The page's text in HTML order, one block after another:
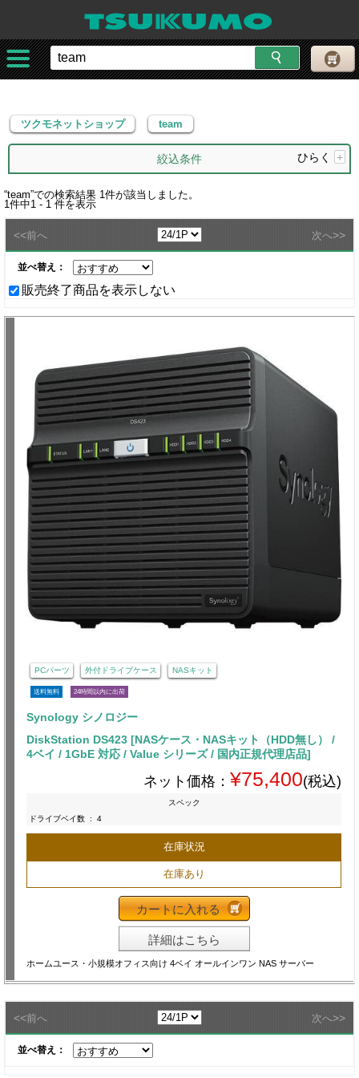
ツクモネットショップ
ツクモネットショップ team
絞込条件 ひらく +
“team”での検索結果 1件が該当しました。
1件中1 - 1 件を表示
<<前へ 次へ>>
並べ替え：
販売終了商品を表示しない
PCパーツ 外付ドライブケース NASキット
送料無料 24時間以内に出荷
Synology シノロジー
DiskStation DS423 [NASケース・NASキット（HDD無し） /
4ベイ / 1GbE 対応 / Value シリーズ / 国内正規代理店品]
ネット価格： ¥75,400(税込)
スペック
ドライブベイ数 : 4
在庫状況
在庫あり
カートに入れる
詳細はこちら
ホームユース・小規模オフィス向け 4ベイ オールインワン NAS サーバー
<<前へ 次へ>>
並べ替え：